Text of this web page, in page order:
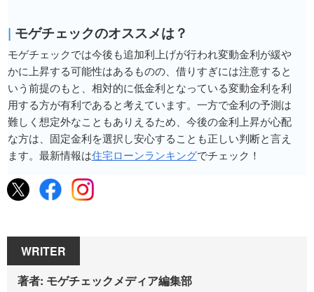
| モゲチェックのオススメは？
モゲチェックでは今後も追加利上げが行われ変動金利が緩や
かに上昇する可能性はあるものの、借りすぎには注意すると
いう前提のもと、相対的に低金利となっている変動金利を利
用する方が有利であると考えています。一方で金利の予測は
難しく想定外なこともありえるため、今後の金利上昇が心配
な方は、固定金利を選択し安心することも正しい判断と言え
ます。最新情報は住宅ローンランキングでチェック！
WRITER
著者: モゲチェックメディア編集部